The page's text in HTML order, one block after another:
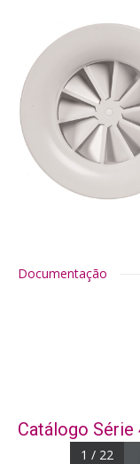
Documentação
Catálogo Série
1 / 22